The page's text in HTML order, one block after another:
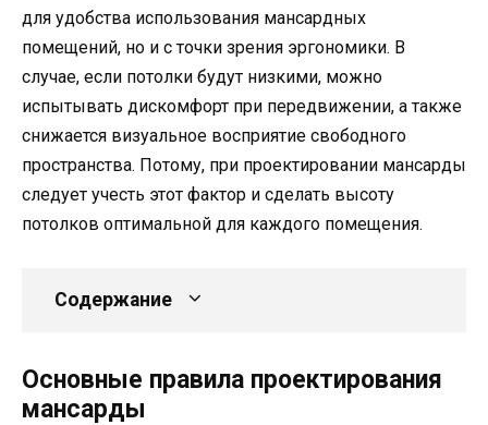
для удобства использования мансардных
помещений, но и с точки зрения эргономики. В
случае, если потолки будут низкими, можно
испытывать дискомфорт при передвижении, а также
снижается визуальное восприятие свободного
пространства. Потому, при проектировании мансарды
следует учесть этот фактор и сделать высоту
потолков оптимальной для каждого помещения.
Содержание
Основные правила проектирования
мансарды